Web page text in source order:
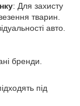
: Для захисту
тварин.
авто.
бренди.
під